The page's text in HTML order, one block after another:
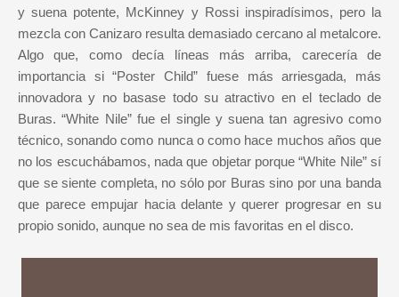
y suena potente, McKinney y Rossi inspiradísimos, pero la
mezcla con Canizaro resulta demasiado cercano al metalcore.
Algo que, como decía líneas más arriba, carecería de
importancia si “Poster Child” fuese más arriesgada, más
innovadora y no basase todo su atractivo en el teclado de
Buras. “White Nile” fue el single y suena tan agresivo como
técnico, sonando como nunca o como hace muchos años que
no los escuchábamos, nada que objetar porque “White Nile” sí
que se siente completa, no sólo por Buras sino por una banda
que parece empujar hacia delante y querer progresar en su
propio sonido, aunque no sea de mis favoritas en el disco.